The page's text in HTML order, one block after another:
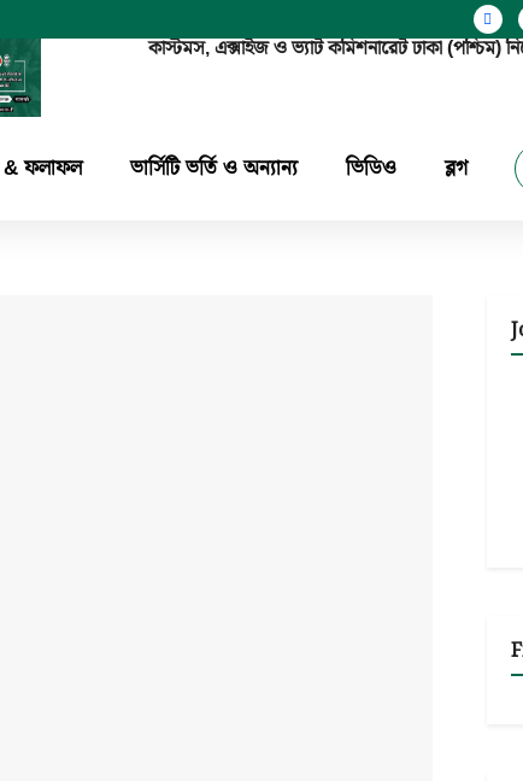
কাস্টমস, এক্সাইজ ও ভ্যাট কমিশনারেট ঢাকা
& ফলাফল ভার্সিটি ভর্তি ও অন্যান্য ভিডিও ব্লগ